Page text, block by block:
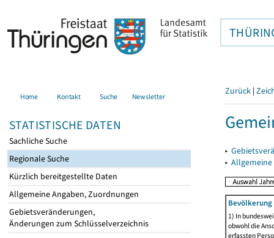
Home Kontakt Suche Newsletter
STATISTISCHE DATEN
Sachliche Suche
Regionale Suche
Kürzlich bereitgestellte Daten
Allgemeine Angaben, Zuordnungen
Gebietsveränderungen,
Änderungen zum Schlüsselverzeichnis
Zurück |
▸
▸
1) In
obwohl die
erfassten